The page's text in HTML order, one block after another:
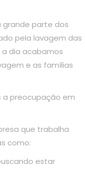
grande parte dos
pela lavagem das
dia acabamos
e as famílias
a preocupação em
que trabalha
como:
estar